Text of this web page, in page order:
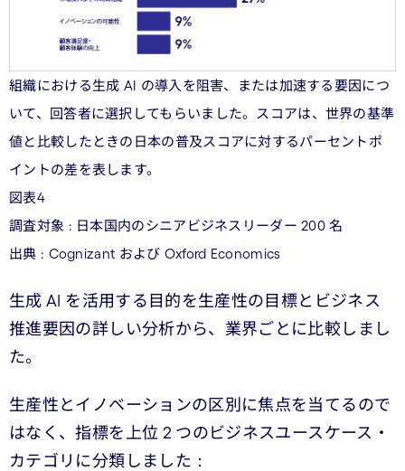
組織における生成 AI の導入を阻害、または加速する要因につ
いて、回答者に選択してもらいました。スコアは、世界の基準
値と比較したときの日本の普及スコアに対するパーセントポ
イントの差を表します。
図表4
調査対象 : 日本国内のシニアビジネスリーダー 200 名
出典 : Cognizant および Oxford Economics
生成 AI を活用する目的を生産性の目標とビジネス
推進要因の詳しい分析から、業界ごとに比較しまし
た。
生産性とイノベーションの区別に焦点を当てるので
はなく、指標を上位 2 つのビジネスユースケース・
カテゴリに分類しました：